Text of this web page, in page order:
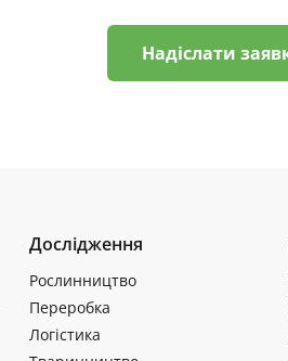
Надіслати
Дослідження
Рослинництво
Переробка
Логістика